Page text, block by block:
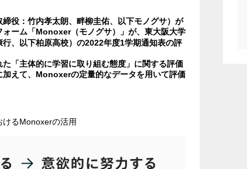
役：竹内孝太朗、畔柳圭佑、以下モノグサ）が
ーム「Monoxer（モノグサ）」が、東大阪大学
、以下柏原高校）の2022年度1学期通知表の評
「主体的に学習に取り組む態度」に関する評価
えて、Monoxerの定量的なデータを用いて評価
けるMonoxerの活用